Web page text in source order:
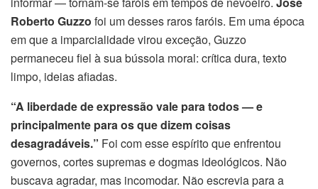
Roberto Guzzo foi um desses raros faróis. Em uma época
em que a imparcialidade virou exceção, Guzzo
permaneceu fiel à sua bússola moral: crítica dura, texto
limpo, ideias afiadas.
“A liberdade de expressão vale para todos — e
principalmente para os que dizem coisas
desagradáveis.” Foi com esse espírito que enfrentou
governos, cortes supremas e dogmas ideológicos. Não
buscava agradar, mas incomodar. Não escrevia para a